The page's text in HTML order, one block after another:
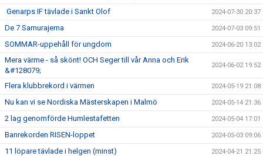
Genarps IF tävlade i Sankt Olof 2024-07-30 20:37
De 7 Samurajerna 2024-07-03 09:51
SOMMAR-uppehåll för ungdom 2024-06-20 13:02
Mera värme - så skönt! OCH Seger till vår Anna och Erik
&#128079;
2024-06-02 19:52
Flera klubbrekord i värmen 2024-05-19 21:08
Nu kan vi se Nordiska Mästerskapen i Malmö 2024-05-14 21:36
2 lag genomförde Humlestafetten 2024-05-04 17:01
Banrekorden RISEN-loppet 2024-05-03 09:06
11 löpare tävlade i helgen (minst) 2024-04-21 21:25